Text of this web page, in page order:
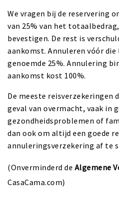
We vragen bij de reservering
van 25% van het
bevestigen. De rest is
aankomst. Annuleren vóór
genoemde 25%. Annulering
aankomst kost 100%.
De meeste reisverzekeringen
geval van overmacht, vaak in
gezondheidsproblemen of
dan ook om altijd een goede
annuleringsverzekering af te
(Onverminderd de Algemene
CasaCama.com)